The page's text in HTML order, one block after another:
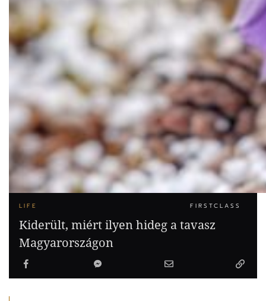
LIFE FIRSTCLASS
Kiderült, miért ilyen hideg a tavasz
Magyarországon